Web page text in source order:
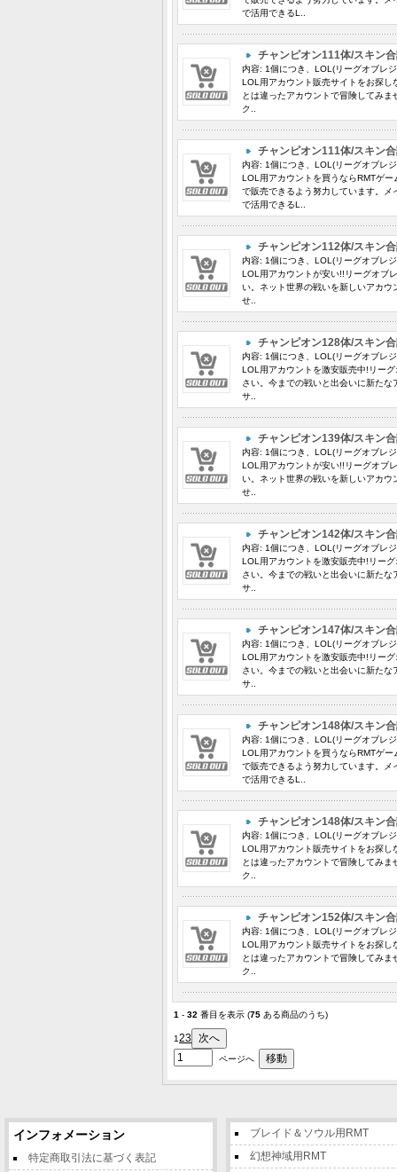
で活用できるL..
チャンピオン111体/スキン
内容: 1個につき、LOL(リーグオブレ
LOL用アカウント販売サイトをお探し
とは違ったアカウントで冒険してみ
ク..
チャンピオン111体/スキン
内容: 1個につき、LOL(リーグオブレ
LOL用アカウントを買うならRMTゲ
で販売できるよう努力しています。
で活用できるL..
チャンピオン112体/スキン
内容: 1個につき、LOL(リーグオブレ
LOL用アカウントが安い!!リーグオブ
い。ネット世界の戦いを新しいアカ
せ..
チャンピオン128体/スキン
内容: 1個につき、LOL(リーグオブレ
LOL用アカウントを激安販売中!リー
さい。今までの戦いと出会いに新た
サ..
チャンピオン139体/スキン
内容: 1個につき、LOL(リーグオブレ
LOL用アカウントが安い!!リーグオブ
い。ネット世界の戦いを新しいアカ
せ..
チャンピオン142体/スキン
内容: 1個につき、LOL(リーグオブレ
LOL用アカウントを激安販売中!リー
さい。今までの戦いと出会いに新た
サ..
チャンピオン147体/スキン
内容: 1個につき、LOL(リーグオブレ
LOL用アカウントを激安販売中!リー
さい。今までの戦いと出会いに新た
サ..
チャンピオン148体/スキン
内容: 1個につき、LOL(リーグオブレ
LOL用アカウントを買うならRMTゲ
で販売できるよう努力しています。
で活用できるL..
チャンピオン148体/スキン
内容: 1個につき、LOL(リーグオブレ
LOL用アカウント販売サイトをお探し
とは違ったアカウントで冒険してみ
ク..
チャンピオン152体/スキン
内容: 1個につき、LOL(リーグオブレ
LOL用アカウント販売サイトをお探し
とは違ったアカウントで冒険してみ
ク..
1 - 32 番目を表示 (75 ある商品のうち)
123
ページへ
インフォメーション
特定商取引法に基づく表記
ブレイド＆ソウル用RMT
幻想神域用RMT